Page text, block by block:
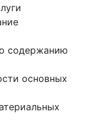
содержанию
основных